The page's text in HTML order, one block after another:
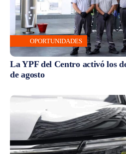
OPORTUNIDADES
La YPF del Centro activó los
de agosto